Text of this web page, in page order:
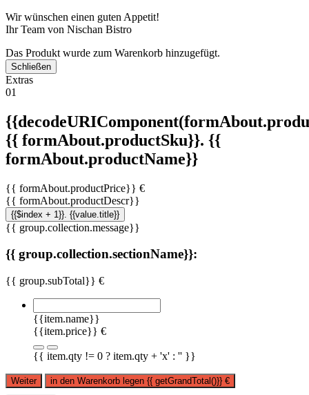
Wir wünschen einen guten Appetit!
Ihr Team von Nischan Bistro
Das Produkt wurde zum Warenkorb hinzugefügt.
Schließen
Extras
01
{{ formAbout.productSku}}. {{
formAbout.productName}}
{{ formAbout.productPrice}} €
{{ formAbout.productDescr}}
{{$index + 1}}. {{value.title}}
{{ group.collection.message}}
{{ group.collection.sectionName}}:
{{ group.subTotal}} €
{{item.name}}
{{item.price}} €
{{ item.qty != 0 ? item.qty + 'x' : '' }}
Weiter in den Warenkorb legen {{ getGrandTotal()}} €